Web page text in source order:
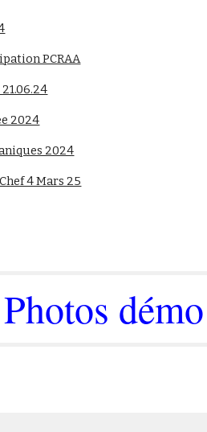
to main content
PCRAA
2024
2024
4 Mars 25
Photos